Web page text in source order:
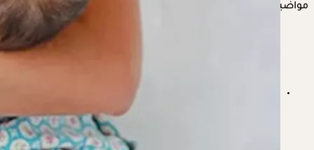
مواضيع ذات صلة
فوائد الشمر الطبية- إليك أبرز الأمراض التي قد يشفيك منها